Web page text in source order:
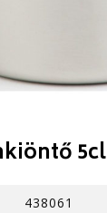
5cl
438061